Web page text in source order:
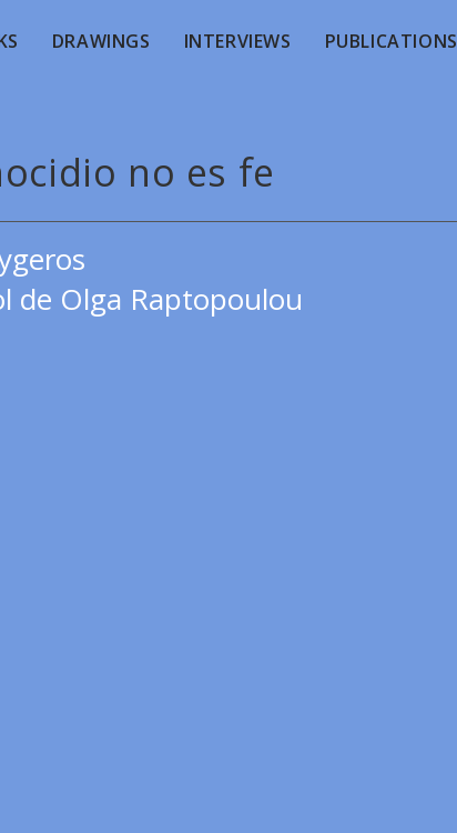
DRAWINGS INTERVIEWS PUBLICATIONS
no es fe
de Olga Raptopoulou